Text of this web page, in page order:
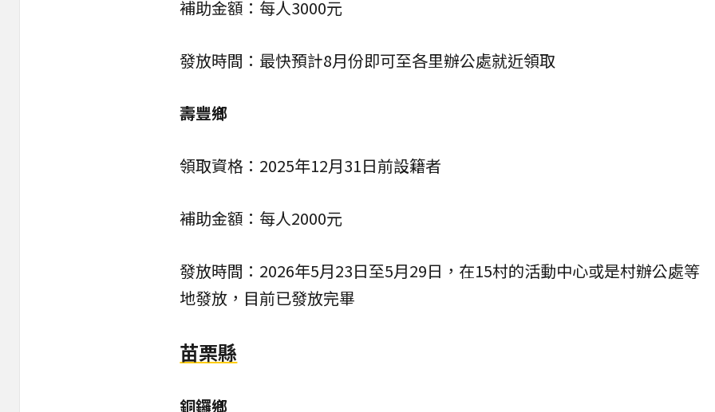
補助金額：每人3000元
發放時間：最快預計8月份即可至各里辦公處就近領取
壽豐鄉
領取資格：2025年12月31日前設籍者
補助金額：每人2000元
發放時間：2026年5月23日至5月29日，在15村的活動中心或是村辦公處等
地發放，目前已發放完畢
苗栗縣
銅鑼鄉